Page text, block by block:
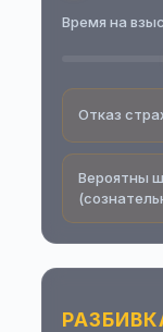
Время на
Отказ
Вероятны